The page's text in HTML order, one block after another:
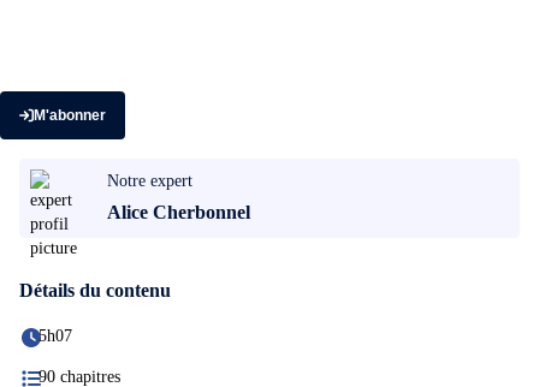
M'abonner
Notre expert
Alice Cherbonnel
Détails du contenu
5h07
90 chapitres